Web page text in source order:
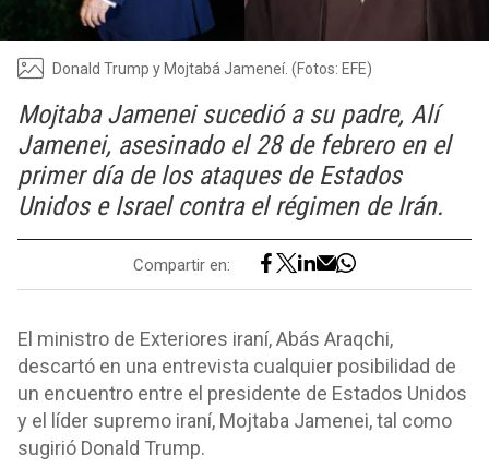
Donald Trump y Mojtabá Jameneí. (Fotos: EFE)
Mojtaba Jamenei sucedió a su padre, Alí
Jamenei, asesinado el 28 de febrero en el
primer día de los ataques de Estados
Unidos e Israel contra el régimen de Irán.
Compartir en:
El ministro de Exteriores iraní, Abás Araqchi,
descartó en una entrevista cualquier posibilidad de
un encuentro entre el presidente de Estados Unidos
y el líder supremo iraní, Mojtaba Jamenei, tal como
sugirió Donald Trump.